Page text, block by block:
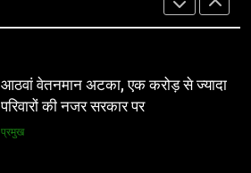
आज से भारतीय जनता युवा मोर्चा ग्वालियर
महानगर का हर कार्यकर्ता अपने आप को जिला
अध्यक्ष समझे – शिवम रानू राजावत
अन्य